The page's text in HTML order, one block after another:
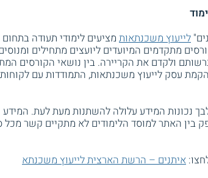
לייעוץ משכנתאות מציעים לימודי תעודה
מתקדמים המיועדים ליועצים מתחילים
ולקדם את הקריירה. בין נושאי הקורסים
עסק לייעוץ משכנתאות, התמודדות עם
נכונות המידע עלולה להשתנות מעת לעת. המידע
בין האתר למוסד הלימודים לא מתקיים קשר מכל
איתנים – הרשת הארצית לייעוץ משכנתא